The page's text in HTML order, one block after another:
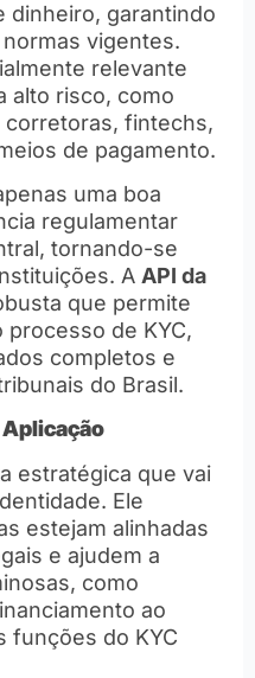
dinheiro, garantindo
vigentes.
relevante
alto risco, como
fintechs,
de pagamento.
uma boa
regulamentar
tornando-se
A API da
que permite
de KYC,
completos e
do Brasil.
Aplicação
estratégica que vai
Ele
estejam alinhadas
e ajudem a
como
ao
funções do KYC